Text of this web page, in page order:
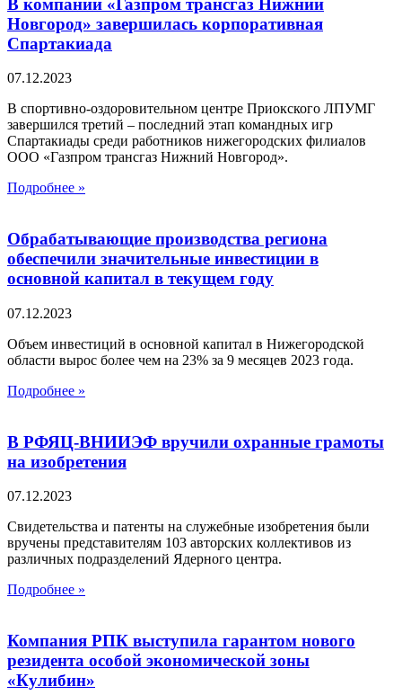
Новгород» завершилась корпоративная
Спартакиада
07.12.2023
В спортивно-оздоровительном центре Приокского ЛПУМГ
завершился третий – последний этап командных игр
Спартакиады среди работников нижегородских филиалов
ООО «Газпром трансгаз Нижний Новгород».
Подробнее »
Обрабатывающие производства региона
обеспечили значительные инвестиции в
основной капитал в текущем году
07.12.2023
Объем инвестиций в основной капитал в Нижегородской
области вырос более чем на 23% за 9 месяцев 2023 года.
Подробнее »
В РФЯЦ-ВНИИЭФ вручили охранные грамоты
на изобретения
07.12.2023
Свидетельства и патенты на служебные изобретения были
вручены представителям 103 авторских коллективов из
различных подразделений Ядерного центра.
Подробнее »
Компания РПК выступила гарантом нового
резидента особой экономической зоны
«Кулибин»